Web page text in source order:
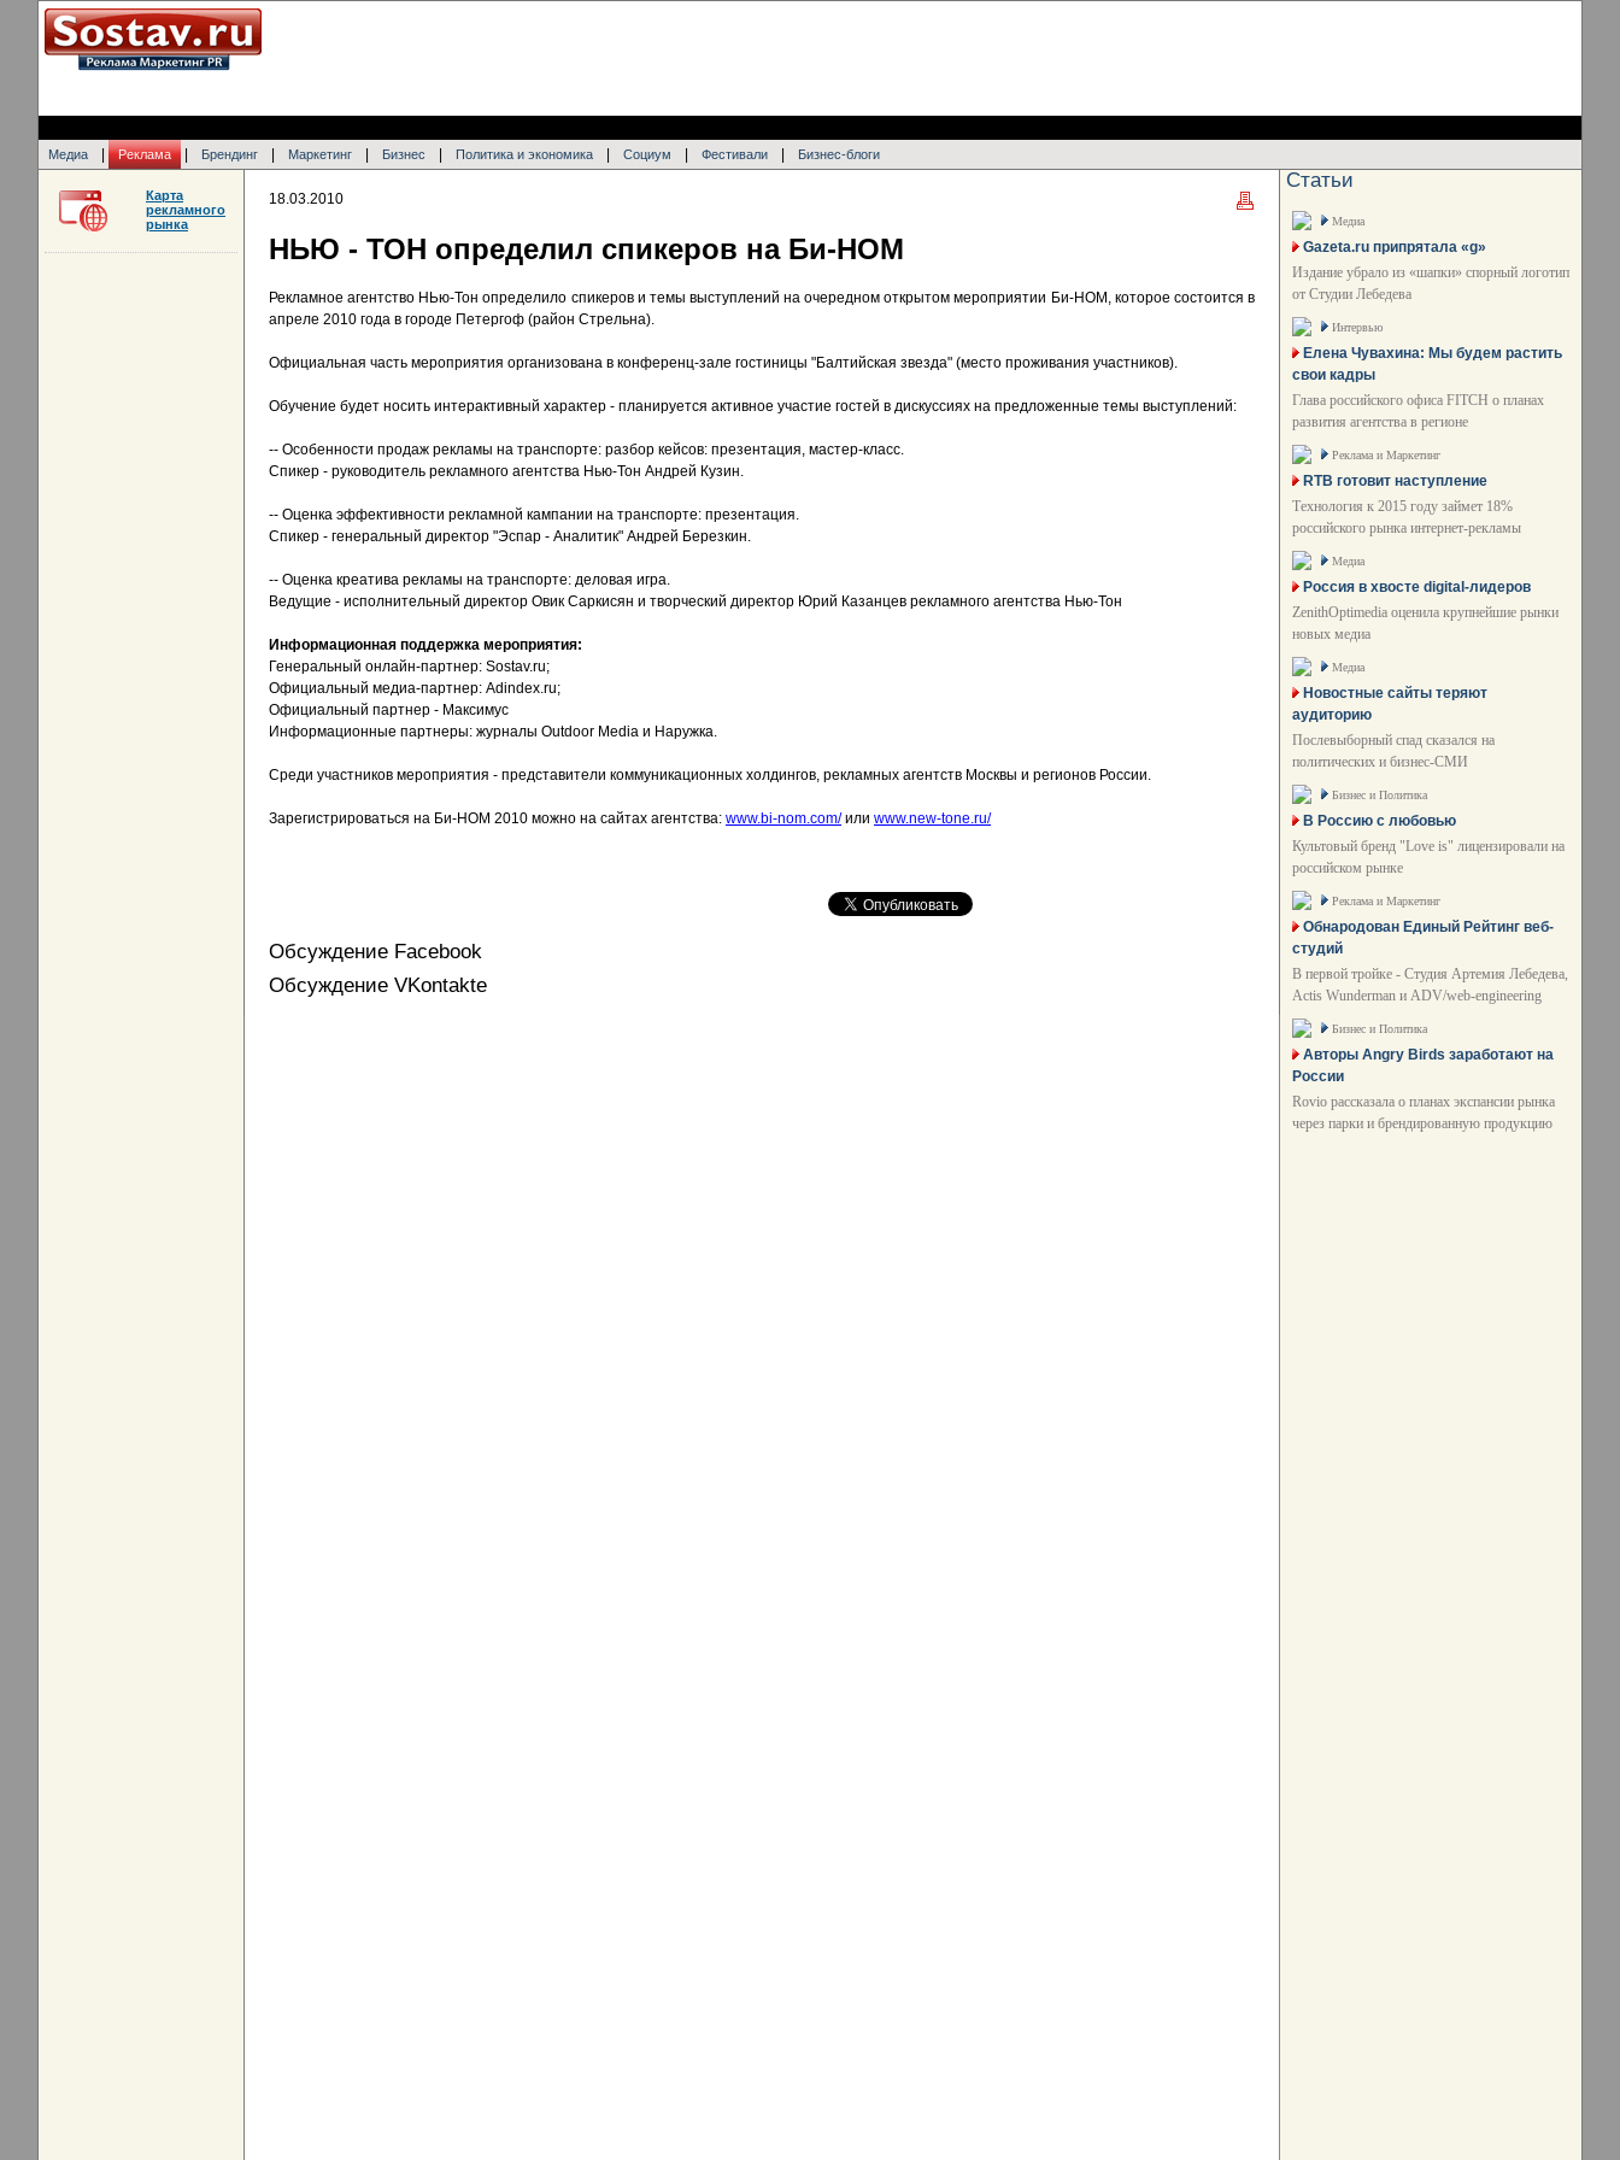
Медиа Реклама Брендинг Маркетинг Бизнес Политика и экономика Социум Фестивали Бизнес-блоги
18.03.2010
НЬЮ - ТОН определил спикеров на Би-НОМ
Рекламное агентство НЬю-Тон определило спикеров и темы выступлений на очередном открытом мероприятии Би-НОМ, которое состоится в
апреле 2010 года в городе Петергоф (район Стрельна).
Официальная часть мероприятия организована в конференц-зале гостиницы "Балтийская звезда" (место проживания участников).
Обучение будет носить интерактивный характер - планируется активное участие гостей в дискуссиях на предложенные темы выступлений:
-- Особенности продаж рекламы на транспорте: разбор кейсов: презентация, мастер-класс.
Спикер - руководитель рекламного агентства Нью-Тон Андрей Кузин.
-- Оценка эффективности рекламной кампании на транспорте: презентация.
Спикер - генеральный директор "Эспар - Аналитик" Андрей Березкин.
-- Оценка креатива рекламы на транспорте: деловая игра.
Ведущие - исполнительный директор Овик Саркисян и творческий директор Юрий Казанцев рекламного агентства Нью-Тон
Информационная поддержка мероприятия:
Генеральный онлайн-партнер: Sostav.ru;
Официальный медиа-партнер: Adindex.ru;
Официальный партнер - Максимус
Информационные партнеры: журналы Outdoor Media и Наружка.
Среди участников мероприятия - представители коммуникационных холдингов, рекламных агентств Москвы и регионов России.
Зарегистрироваться на Би-НОМ 2010 можно на сайтах агентства: www.bi-nom.com/или www.new-tone.ru/
Обсуждение Facebook
Обсуждение VKontakte
Карта
рекламного
рынка
Статьи
Медиа
Gazeta.ru припрятала «g»
Издание убрало из «шапки» спорный логотип
от Студии Лебедева
Интервью
Елена Чувахина: Мы будем растить
свои кадры
Глава российского офиса FITCH о планах
развития агентства в регионе
Реклама и Маркетинг
RTB готовит наступление
Технология к 2015 году займет 18%
российского рынка интернет-рекламы
Медиа
Россия в хвосте digital-лидеров
ZenithOptimedia оценила крупнейшие рынки
новых медиа
Медиа
Новостные сайты теряют
аудиторию
Послевыборный спад сказался на
политических и бизнес-СМИ
Бизнес и Политика
В Россию с любовью
Культовый бренд "Love is" лицензировали на
российском рынке
Реклама и Маркетинг
Обнародован Единый Рейтинг веб-
студий
В первой тройке - Студия Артемия Лебедева,
Actis Wunderman и ADV/web-engineering
Бизнес и Политика
Авторы Angry Birds заработают на
России
Rovio рассказала о планах экспансии рынка
через парки и брендированную продукцию